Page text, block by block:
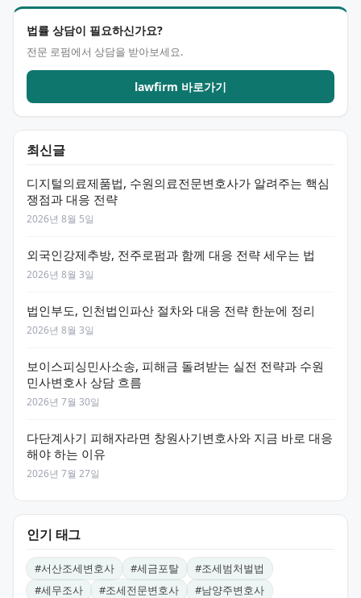
법률 상담이 필요하신가요?
전문 로펌에서 상담을 받아보세요.
lawfirm 바로가기
최신글
디지털의료제품법, 수원의료전문변호사가 알려주는 핵심
쟁점과 대응 전략
2026년 8월 5일
외국인강제추방, 전주로펌과 함께 대응 전략 세우는 법
2026년 8월 3일
법인부도, 인천법인파산 절차와 대응 전략 한눈에 정리
2026년 8월 3일
보이스피싱민사소송, 피해금 돌려받는 실전 전략과 수원
민사변호사 상담 흐름
2026년 7월 30일
다단계사기 피해자라면 창원사기변호사와 지금 바로 대응
해야 하는 이유
2026년 7월 27일
인기 태그
#서산조세변호사 #세금포탈 #조세범처벌법
#세무조사 #조세전문변호사 #남양주변호사